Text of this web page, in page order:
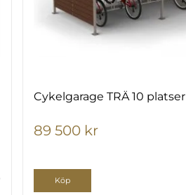
Cykelgarage TRÄ 10 platser
89 500 kr
Köp